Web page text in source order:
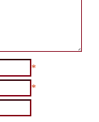
*
*